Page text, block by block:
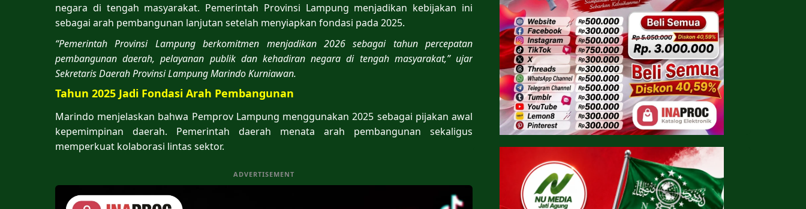
negara di tengah masyarakat. Pemerintah Provinsi Lampung menjadikan kebijakan ini
sebagai arah pembangunan lanjutan setelah menyiapkan fondasi pada 2025.
“Pemerintah Provinsi Lampung berkomitmen menjadikan 2026 sebagai tahun percepatan
pembangunan daerah, pelayanan publik dan kehadiran negara di tengah masyarakat,” ujar
Sekretaris Daerah Provinsi Lampung Marindo Kurniawan.
Tahun 2025 Jadi Fondasi Arah Pembangunan
Marindo menjelaskan bahwa Pemprov Lampung menggunakan 2025 sebagai pijakan awal
kepemimpinan daerah. Pemerintah daerah menata arah pembangunan sekaligus
memperkuat kolaborasi lintas sektor.
ADVERTISEMENT